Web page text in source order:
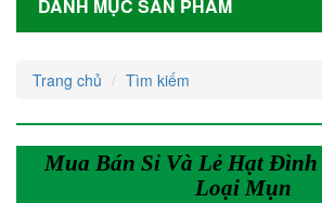
DANH MỤC SẢN PHẨM
Trang chủ Tìm kiếm
Mua Bán Sỉ Và Lẻ Hạt
Loại Mụn